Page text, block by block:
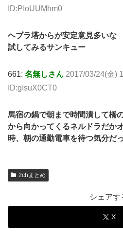
ID:PIoUUMhm0
ヘブラ塔からが安定意見多いな
試してみるサンキュー
661: 名無しさん 2017/03/24(金)
ID:gIsuX0CT0
馬宿の鍋で朝まで時間潰して橋
から向かってくるネルドラだか
時、朝の通勤電車を待つ気分だ
2chまとめ
シェアす
X